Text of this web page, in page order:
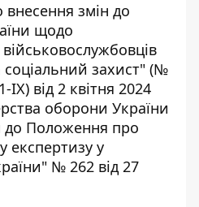
змін до
щодо
соціальний захист" (№
від 2 квітня 2024
оборони України
до Положення про
експертизу у
№ 262 від 27